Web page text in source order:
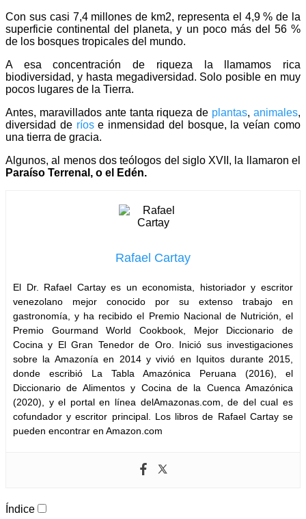
Con sus casi 7,4 millones de km2, representa el 4,9 % de la
superficie continental del planeta, y un poco más del 56 %
de los bosques tropicales del mundo.
A esa concentración de riqueza la llamamos rica
biodiversidad, y hasta megadiversidad. Solo posible en muy
pocos lugares de la Tierra.
Antes, maravillados ante tanta riqueza de plantas,animales,
diversidad de ríose inmensidad del bosque, la veían como
una tierra de gracia.
Algunos, al menos dos teólogos del siglo XVII, la llamaron el
Paraíso Terrenal, o el Edén.
Rafael Cartay
El Dr. Rafael Cartay es un economista, historiador y escritor
venezolano mejor conocido por su extenso trabajo en
gastronomía, y ha recibido el Premio Nacional de Nutrición, el
Premio Gourmand World Cookbook, Mejor Diccionario de
Cocina y El Gran Tenedor de Oro. Inició sus investigaciones
sobre la Amazonía en 2014 y vivió en Iquitos durante 2015,
donde escribió La Tabla Amazónica Peruana (2016), el
Diccionario de Alimentos y Cocina de la Cuenca Amazónica
(2020), y el portal en línea delAmazonas.com, de del cual es
cofundador y escritor principal. Los libros de Rafael Cartay se
pueden encontrar en Amazon.com
Índice